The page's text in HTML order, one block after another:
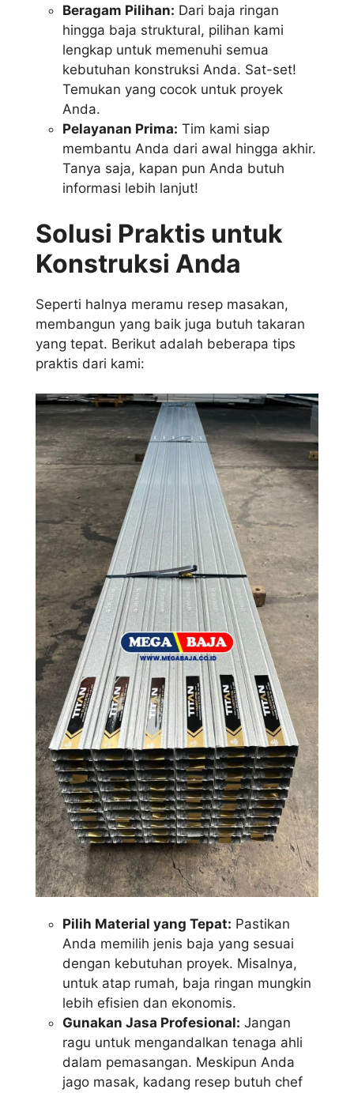
Beragam Pilihan: Dari baja ringan
hingga baja struktural, pilihan kami
lengkap untuk memenuhi semua
kebutuhan konstruksi Anda. Sat-set!
Temukan yang cocok untuk proyek
Anda.
Pelayanan Prima: Tim kami siap
membantu Anda dari awal hingga akhir.
Tanya saja, kapan pun Anda butuh
informasi lebih lanjut!
Solusi Praktis untuk
Konstruksi Anda
Seperti halnya meramu resep masakan,
membangun yang baik juga butuh takaran
yang tepat. Berikut adalah beberapa tips
praktis dari kami:
Pilih Material yang Tepat: Pastikan
Anda memilih jenis baja yang sesuai
dengan kebutuhan proyek. Misalnya,
untuk atap rumah, baja ringan mungkin
lebih efisien dan ekonomis.
Gunakan Jasa Profesional: Jangan
ragu untuk mengandalkan tenaga ahli
dalam pemasangan. Meskipun Anda
jago masak, kadang resep butuh chef